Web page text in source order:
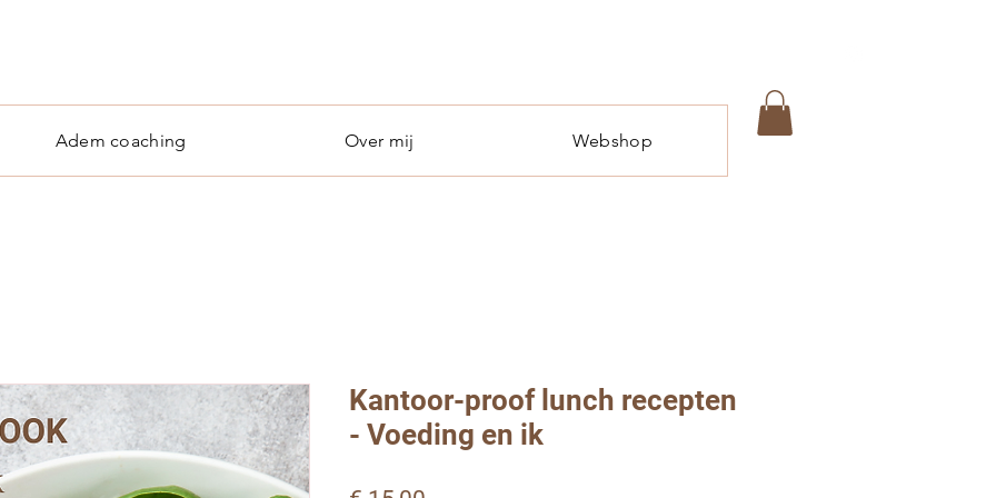
Adem coaching Over mij Webshop
Kantoor-proof lunch recepten
- Voeding en ik